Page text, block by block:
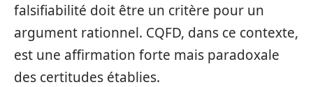
falsifiabilité doit être un critère pour un
argument rationnel. CQFD, dans ce contexte,
est une affirmation forte mais paradoxale
des certitudes établies.